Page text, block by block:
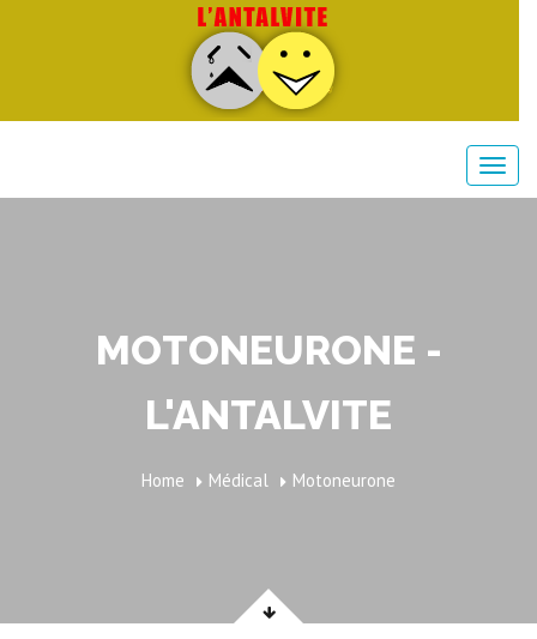
MOTONEURONE -
L'ANTALVITE
Home Médical Motoneurone